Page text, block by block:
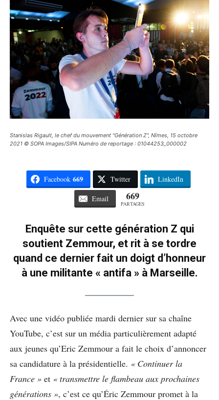
Stanislas Rigault, le chef du mouvement "Génération Z", Nîmes, 15 octobre
2021 © SOPA Images/SIPA Numéro de reportage : 01044253_000002
Facebook 669 Twitter LinkedIn
Email 669
PARTAGES
Enquête sur cette génération Z qui
soutient Zemmour, et rit à se tordre
quand ce dernier fait un doigt d’honneur
à une militante « antifa » à Marseille.
Avec une vidéo publiée mardi dernier sur sa chaîne
YouTube, c’est sur un média particulièrement adapté
aux jeunes qu’Eric Zemmour a fait le choix d’annoncer
sa candidature à la présidentielle. « Continuer la
France » et « transmettre le flambeau aux prochaines
générations », c’est ce qu’Éric Zemmour promet à la